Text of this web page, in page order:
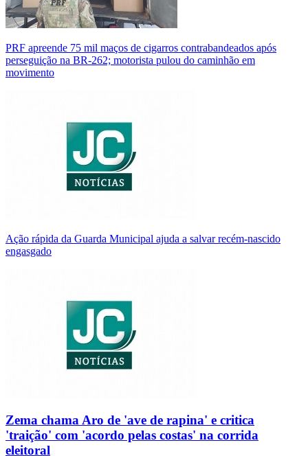
PRF apreende 75 mil maços de cigarros contrabandeados após
perseguição na BR-262; motorista pulou do caminhão em
movimento
Ação rápida da Guarda Municipal ajuda a salvar recém-nascido
engasgado
Zema chama Aro de 'ave de rapina' e critica
'traição' com 'acordo pelas costas' na corrida
eleitoral